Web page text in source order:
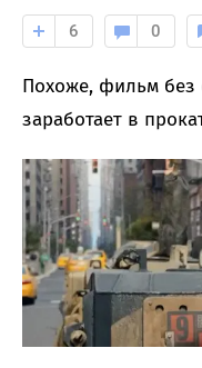
6 0
Похоже, фильм без
заработает в